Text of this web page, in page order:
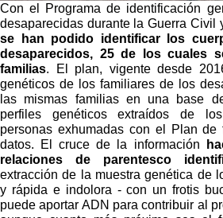
Con el Programa de identificación
desaparecidas durante la Guerra Civil
se han podido identificar los
desaparecidos, 25 de los cuales
familias. El plan, vigente desde
genéticos de los familiares de los
las mismas familias en una base
perfiles genéticos extraídos de
personas exhumadas con el Plan
datos. El cruce de la información
relaciones de parentesco
extracción de la muestra genética de
y rápida e indolora - con un frotis
puede aportar ADN para contribuir al